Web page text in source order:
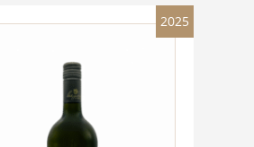
2025